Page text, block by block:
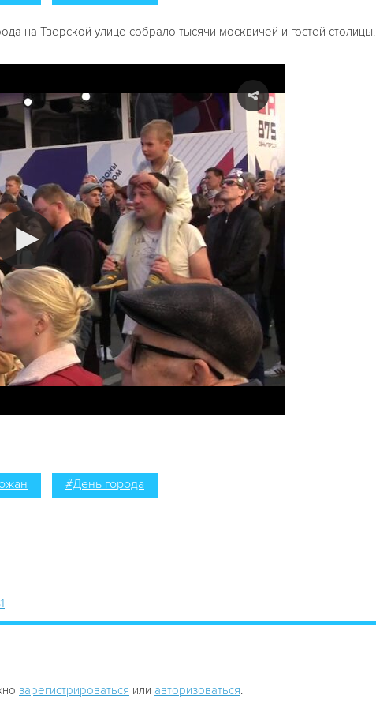
на Тверской улице собрало тысячи москвичей и гостей столицы.
#День города
зарегистрироваться или авторизоваться.